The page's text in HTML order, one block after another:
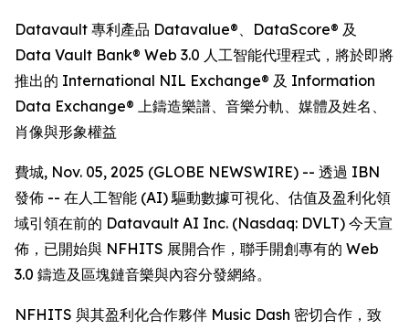
Datavault 專利產品 Datavalue®、DataScore® 及
Data Vault Bank® Web 3.0 人工智能代理程式，將於即將
推出的 International NIL Exchange® 及 Information
Data Exchange® 上鑄造樂譜、音樂分軌、媒體及姓名、
肖像與形象權益
費城, Nov. 05, 2025 (GLOBE NEWSWIRE) -- 透過 IBN
發佈 -- 在人工智能 (AI) 驅動數據可視化、估值及盈利化領
域引領在前的 Datavault AI Inc. (Nasdaq: DVLT) 今天宣
佈，已開始與 NFHITS 展開合作，聯手開創專有的 Web
3.0 鑄造及區塊鏈音樂與內容分發網絡。
NFHITS 與其盈利化合作夥伴 Music Dash 密切合作，致